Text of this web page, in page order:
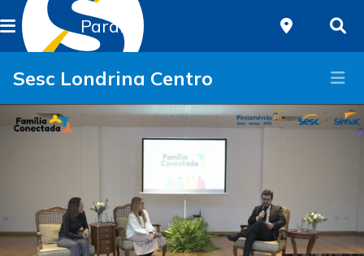
Paraná
Sesc Londrina Centro